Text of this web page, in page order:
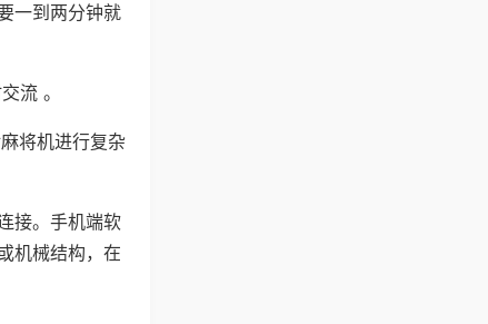
一到两分钟就
流 。
将机进行复杂
接。手机端软
机械结构，在